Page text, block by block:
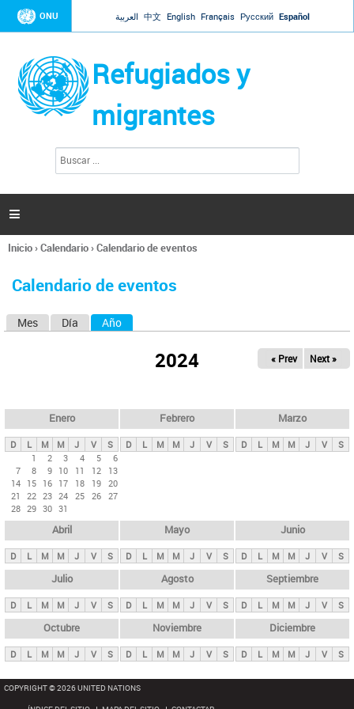
Jump to navigation
ONU العربية 中文 English Français Русский Español
Refugiados y
migrantes
l
d
s

Se
usted
Inicio›Calendario›Calendario de eventos
Calendario de eventos
s
p
n
i
p
a
l
s
Mes Día Año
2024 « Prev Next »
Enero
D L M M J V
S
1
2 3 4 5
6
7
8 9 10 11 12
13
14 15 16 17 18 19 20
21
22 23 24 25 26 27
28 29 30 31
Febrero
D L M M J V S
Marzo
D L M M J V S
Abril
D L M M J V S
Mayo
D L M M J V S
Junio
D L M M J V S
Julio
D L M M J V S
Agosto
D L M M J V S
Septiembre
D L M M J V S
Octubre
D L M M J V S
Noviembre
D L M M J V S
Diciembre
D L M M J V S
COPYRIGHT © 2026 UNITED NATIONS